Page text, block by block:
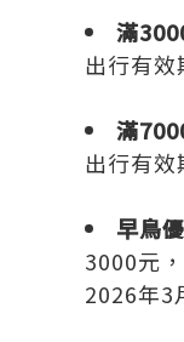
滿
出行有效
滿
出行有效
早鳥
3000元
2026年3